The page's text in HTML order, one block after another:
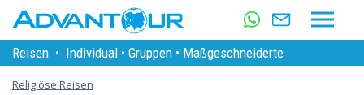
Reisen • Individual • Gruppen • Maßgeschneiderte
Religiöse Reisen